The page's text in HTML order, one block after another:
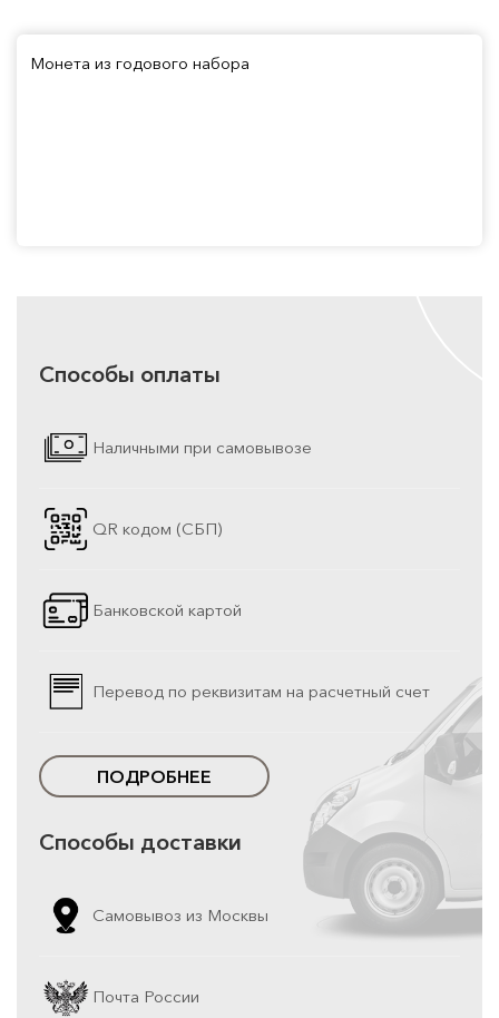
Монета из годового набора
Способы оплаты
Наличными при самовывозе
QR кодом (СБП)
Банковской картой
Перевод по реквизитам на расчетный счет
ПОДРОБНЕЕ
Способы доставки
Самовывоз из Москвы
Почта России